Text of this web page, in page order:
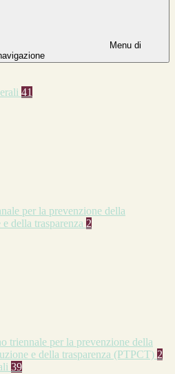
Menu di
41
per la prevenzione della
della trasparenza 2
triennale per la prevenzione della
e della trasparenza (PTPCT) 2
39